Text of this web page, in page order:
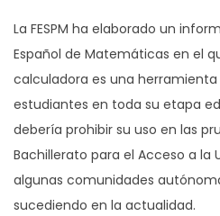
La FESPM ha elaborado un
Español de Matemáticas en el
calculadora es una
estudiantes en toda su etapa
debería prohibir su uso en las
Bachillerato para el Acceso a la
algunas comunidades
sucediendo en la actualidad.